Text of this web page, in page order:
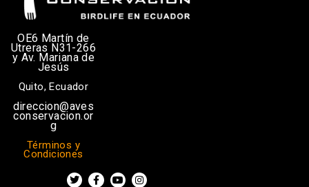
OE6 Martín de
Utreras N31-266
y Av. Mariana de
Jesús
Quito, Ecuador
direccion@aves
conservacion.or
g
Términos y
Condiciones